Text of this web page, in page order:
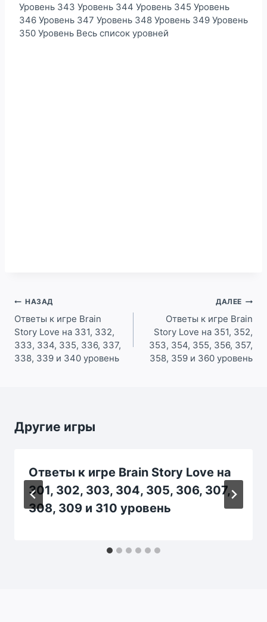
Уровень 343 Уровень 344 Уровень 345 Уровень
346 Уровень 347 Уровень 348 Уровень 349 Уровень
350 Уровень Весь список уровней
Навигация
по
записям
НАЗАД
Ответы к игре Brain
Story Love на 331, 332,
333, 334, 335, 336, 337,
338, 339 и 340 уровень
ДАЛЕЕ
Ответы к игре Brain
Story Love на 351, 352,
353, 354, 355, 356, 357,
358, 359 и 360 уровень
Другие игры
Ответы к игре Brain Story Love на
301, 302, 303, 304, 305, 306, 307,
308, 309 и 310 уровень